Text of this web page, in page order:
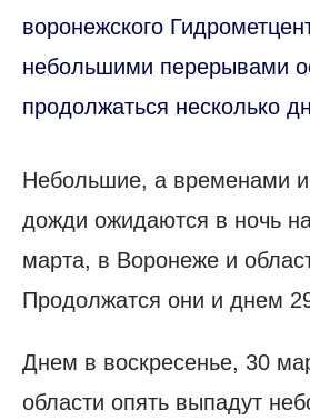
воронежского
небольшими перерывами
продолжаться несколько
Небольшие, а временами
дожди ожидаются в ночь
марта, в Воронеже и
Продолжатся они и днем
Днем в воскресенье, 30
области опять выпадут